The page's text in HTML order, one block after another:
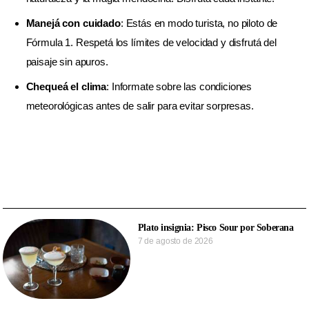
Manejá con cuidado: Estás en modo turista, no piloto de
Fórmula 1. Respetá los límites de velocidad y disfrutá del
paisaje sin apuros.
Chequeá el clima: Informate sobre las condiciones
meteorológicas antes de salir para evitar sorpresas.
Plato insignia: Pisco Sour por Soberana
7 de agosto de 2026